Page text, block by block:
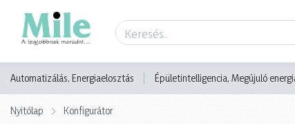
Automatizálás, Energiaelosztás Épületintelligencia, Megújuló
Nyitólap Konfigurátor